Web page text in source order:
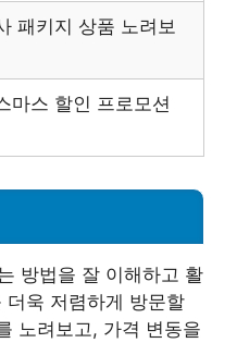
패키지 상품 노려보
마스 할인 프로모션
방법을 잘 이해하고 활
더욱 저렴하게 방문할
노려보고, 가격 변동을